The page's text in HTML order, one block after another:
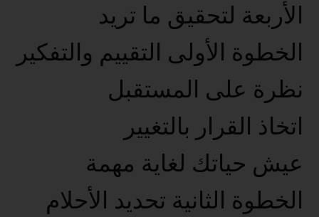
الأربعة لتحقيق ما تريد
الخطوة الأولى التقييم والتفكير
نظرة على المستقبل
اتخاذ القرار بالتغيير
عيش حياتك لغاية مهمة
الخطوة الثانية تحديد الأحلام